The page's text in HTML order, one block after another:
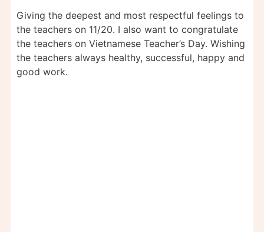
Giving the deepest and most respectful feelings to
the teachers on 11/20. I also want to congratulate
the teachers on Vietnamese Teacher’s Day. Wishing
the teachers always healthy, successful, happy and
good work.